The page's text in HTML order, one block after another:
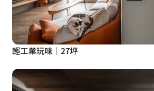
輕工業玩味｜27坪